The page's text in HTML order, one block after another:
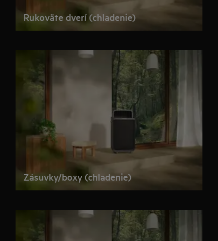
Rukoväte dverí (chladenie)
Zásuvky/boxy (chladenie)